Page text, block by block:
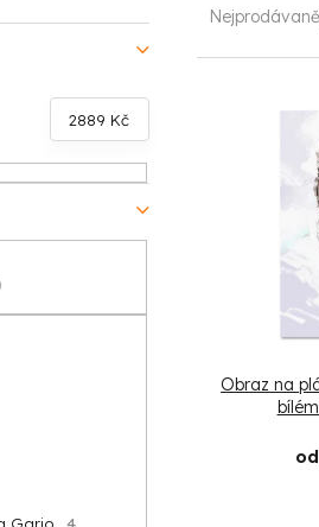
2889 Kč
Obraz na
od